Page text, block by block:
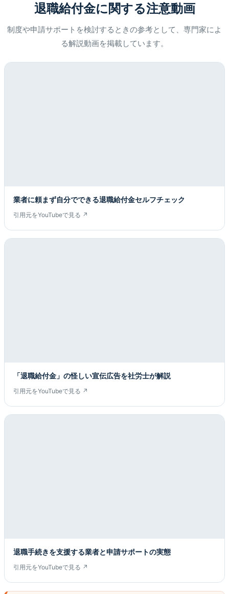
退職給付金に関する注意動画
制度や申請サポートを検討するときの参考として、専門家によ
る解説動画を掲載しています。
業者に頼まず自分でできる退職給付金セルフチェック
引用元をYouTubeで見る ↗
「退職給付金」の怪しい宣伝広告を社労士が解説
引用元をYouTubeで見る ↗
退職手続きを支援する業者と申請サポートの実態
引用元をYouTubeで見る ↗